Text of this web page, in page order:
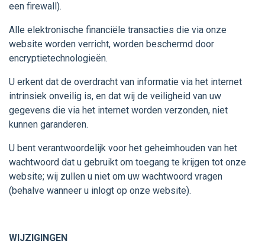
een firewall).
Alle elektronische financiële transacties die via onze
website worden verricht, worden beschermd door
encryptietechnologieën.
U erkent dat de overdracht van informatie via het internet
intrinsiek onveilig is, en dat wij de veiligheid van uw
gegevens die via het internet worden verzonden, niet
kunnen garanderen.
U bent verantwoordelijk voor het geheimhouden van het
wachtwoord dat u gebruikt om toegang te krijgen tot onze
website; wij zullen u niet om uw wachtwoord vragen
(behalve wanneer u inlogt op onze website).
WIJZIGINGEN